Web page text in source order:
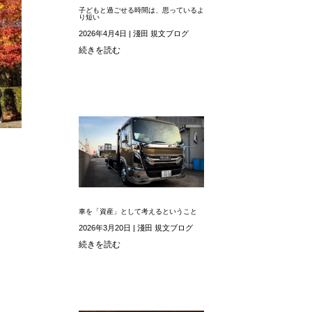
子どもと過ごせる時間は、思っているよ
り短い
2026年4月4日 |淺田 規文ブログ
続きを読む
車を「資産」として考えるということ
2026年3月20日 |淺田 規文ブログ
続きを読む